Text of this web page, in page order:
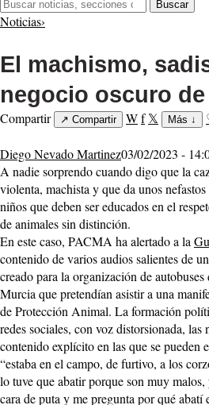
Buscar
Noticias›
El machismo,
negocio oscuro de
Compartir ↗ Compartir Wf 𝕏 Más ↓
Diego Nevado Martinez03/02/2023 -
A nadie sorprendo cuando digo que la
violenta, machista y que da unos
niños que deben ser educados en el
de animales sin distinción.
En este caso, PACMA ha alertado a la
contenido de varios audios salientes de
creado para la organización de autobuses
Murcia que pretendían asistir a una
de Protección Animal. La formación
redes sociales, con voz distorsionada, las
contenido explícito en las que se pueden
“estaba en el campo, de furtivo, a los
lo tuve que abatir porque son muy
cara de puta y me pregunta por qué